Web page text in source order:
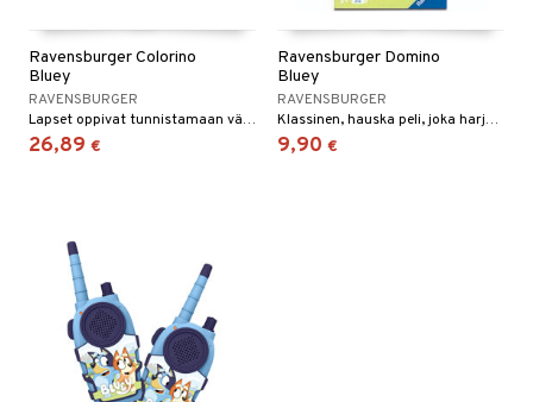
Ravensburger Colorino
Bluey
RAVENSBURGER
Lapset oppivat tunnistamaan värejä leikkisällä tavalla!
26,89 €
Ravensburger Domino
Bluey
RAVENSBURGER
Klassinen, hauska peli, joka harjoittaa keskittymistä!
9,90 €